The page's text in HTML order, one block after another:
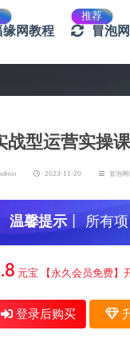
缘网教程
推荐
冒泡
战型运营实操
admin 2023-11-20 冒泡网
温馨提示 丨 所有
信，谨防上当受骗
元宝 【永久会员免费】
登录后购买